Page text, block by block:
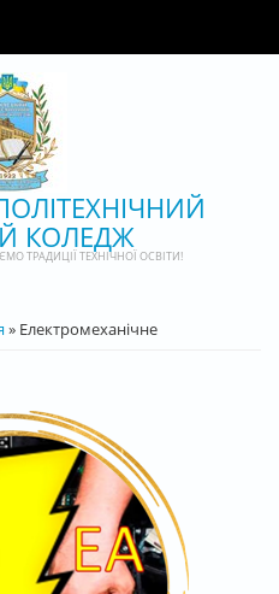
КОЛЕДЖ
ТРАДИЦІЇ ТЕХНІЧНОЇ ОСВІТИ!
» Електромеханічне